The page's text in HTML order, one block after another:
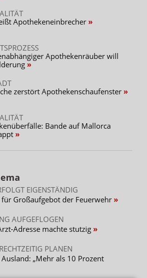
Apothekeneinbrecher
Apothekenräuber will
zerstört Apothekenschaufenster
Bande auf Mallorca
EIGENSTÄNDIG
Großaufgebot der Feuerwehr
AUFGEFLOGEN
Adresse machte stutzig
PLANEN
„Mehr als 10 Prozent